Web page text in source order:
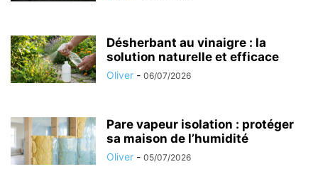
Désherbant au vinaigre : la
solution naturelle et efficace
Oliver - 06/07/2026
Pare vapeur isolation : protéger
sa maison de l’humidité
Oliver - 05/07/2026